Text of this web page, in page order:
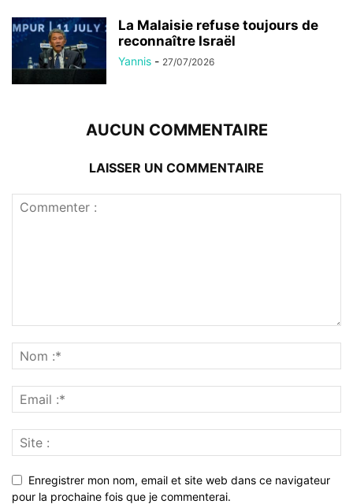
La Malaisie refuse toujours de
reconnaître Israël
Yannis - 27/07/2026
AUCUN COMMENTAIRE
LAISSER UN COMMENTAIRE
Enregistrer mon nom, email et site web dans ce navigateur
pour la prochaine fois que je commenterai.